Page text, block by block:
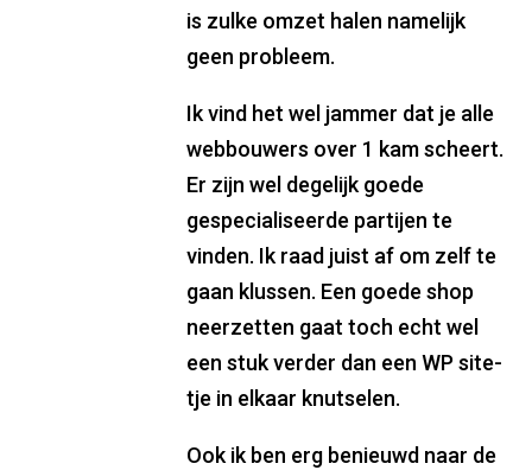
is zulke omzet halen namelijk
geen probleem.
Ik vind het wel jammer dat je alle
webbouwers over 1 kam scheert.
Er zijn wel degelijk goede
gespecialiseerde partijen te
vinden. Ik raad juist af om zelf te
gaan klussen. Een goede shop
neerzetten gaat toch echt wel
een stuk verder dan een WP site-
tje in elkaar knutselen.
Ook ik ben erg benieuwd naar de